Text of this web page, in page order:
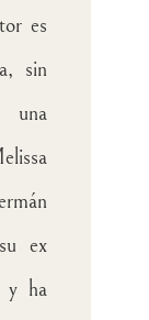
es
sin
una
ex
y ha